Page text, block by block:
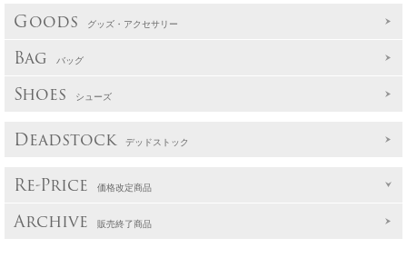
Goods グッズ・アクセサリー
Bag バッグ
Shoes シューズ
Deadstock デッドストック
Re-Price 価格改定商品
Archive 販売終了商品